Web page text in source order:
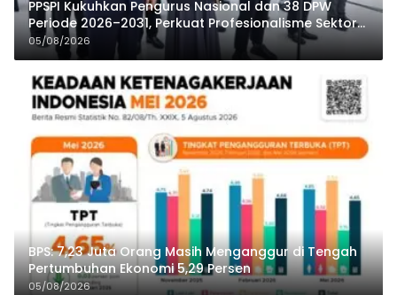
PPSPI Kukuhkan Pengurus Nasional dan 38 DPW
Periode 2026–2031, Perkuat Profesionalisme Sektor
Publik
05/08/2026
BPS: 7,23 Juta Orang Masih Menganggur di Tengah
Pertumbuhan Ekonomi 5,29 Persen
05/08/2026